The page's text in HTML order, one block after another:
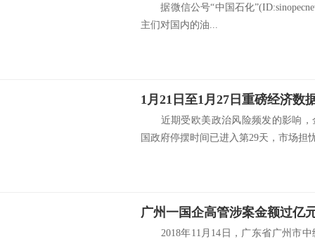
据微信公号“中国石化
主们对国内的油...
1月21日至1月27日重磅经济数
近期受欧美政治风险频发的影响，
国政府停摆时间已进入第29天，市场担
2018年11月14日，广东省广州市中